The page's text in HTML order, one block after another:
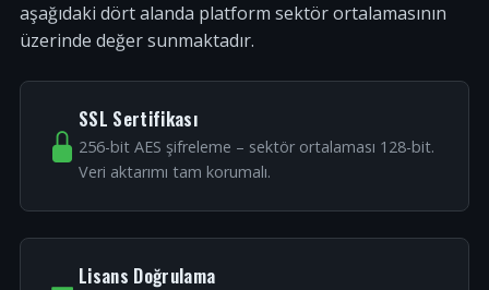
aşağıdaki dört alanda platform sektör ortalamasının
üzerinde değer sunmaktadır.
SSL Sertifikası
256-bit AES şifreleme – sektör ortalaması 128-bit.
Veri aktarımı tam korumalı.
Lisans Doğrulama